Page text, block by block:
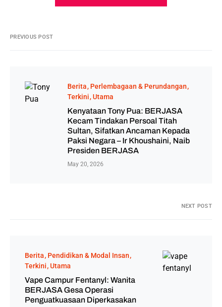
PREVIOUS POST
Berita Perlembagaan & Perundangan
Terkini Utama
Kenyataan Tony Pua: BERJASA
Kecam Tindakan Persoal Titah
Sultan, Sifatkan Ancaman Kepada
Paksi Negara – Ir Khoushaini, Naib
Presiden BERJASA
May 20, 2026
NEXT POST
Berita Pendidikan & Modal Insan
Terkini Utama
Vape Campur Fentanyl: Wanita
BERJASA Gesa Operasi
Penguatkuasaan Diperkasakan